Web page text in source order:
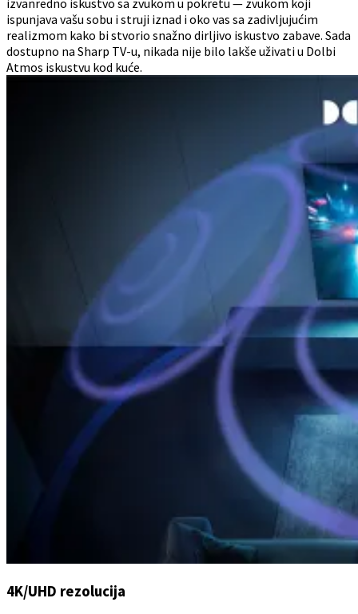
izvanredno iskustvo sa zvukom u pokretu — zvukom koji
ispunjava vašu sobu i struji iznad i oko vas sa zadivljujućim
realizmom kako bi stvorio snažno dirljivo iskustvo zabave. Sada
dostupno na Sharp TV-u, nikada nije bilo lakše uživati u Dolbi
Atmos iskustvu kod kuće.
4K/UHD rezolucija